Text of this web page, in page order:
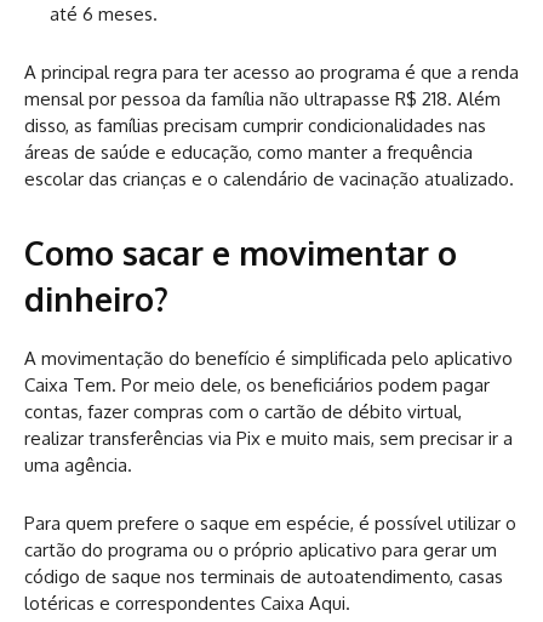
até 6 meses.
A principal regra para ter acesso ao programa é que a renda
mensal por pessoa da família não ultrapasse R$ 218. Além
disso, as famílias precisam cumprir condicionalidades nas
áreas de saúde e educação, como manter a frequência
escolar das crianças e o calendário de vacinação atualizado.
Como sacar e movimentar o
dinheiro?
A movimentação do benefício é simplificada pelo aplicativo
Caixa Tem. Por meio dele, os beneficiários podem pagar
contas, fazer compras com o cartão de débito virtual,
realizar transferências via Pix e muito mais, sem precisar ir a
uma agência.
Para quem prefere o saque em espécie, é possível utilizar o
cartão do programa ou o próprio aplicativo para gerar um
código de saque nos terminais de autoatendimento, casas
lotéricas e correspondentes Caixa Aqui.